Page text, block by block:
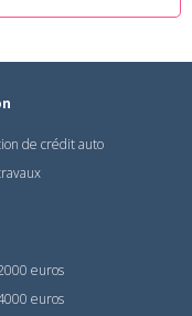
de crédit auto
euros
euros